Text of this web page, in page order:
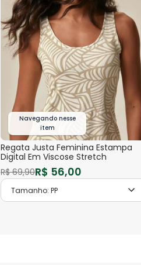
Navegando nesse
item
Regata Justa Feminina Estampa
Digital Em Viscose Stretch
R$ 69,90R$ 56,00
Tamanho: PP